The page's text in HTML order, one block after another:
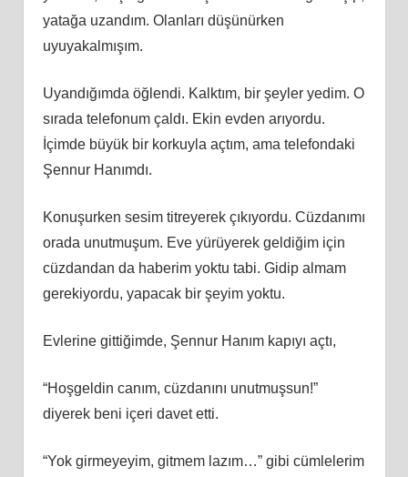
yatağa uzandım. Olanları düşünürken
uyuyakalmışım.
Uyandığımda öğlendi. Kalktım, bir şeyler yedim. O
sırada telefonum çaldı. Ekin evden arıyordu.
İçimde büyük bir korkuyla açtım, ama telefondaki
Şennur Hanımdı.
Konuşurken sesim titreyerek çıkıyordu. Cüzdanımı
orada unutmuşum. Eve yürüyerek geldiğim için
cüzdandan da haberim yoktu tabi. Gidip almam
gerekiyordu, yapacak bir şeyim yoktu.
Evlerine gittiğimde, Şennur Hanım kapıyı açtı,
“Hoşgeldin canım, cüzdanını unutmuşsun!”
diyerek beni içeri davet etti.
“Yok girmeyeyim, gitmem lazım…” gibi cümlelerim